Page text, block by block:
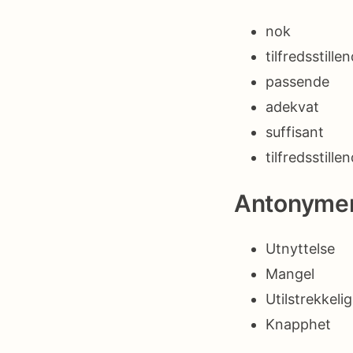
nok
passende
adekvat
suffisant
Utnyttelse
Mangel
Knapphet